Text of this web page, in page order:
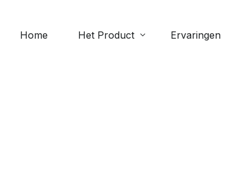
Home Het Product Ervaringen